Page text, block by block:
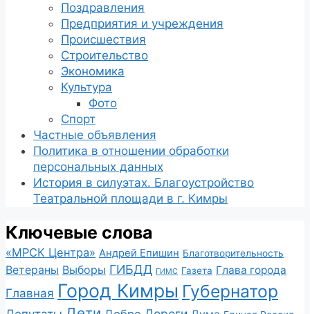
Поздравления
Предприятия и учреждения
Происшествия
Строительство
Экономика
Культура
Фото
Спорт
Частные объявления
Политика в отношении обработки
персональных данных
История в силуэтах. Благоустройство
Театральной площади в г. Кимры
Ключевые слова
«МРСК Центра» Андрей Епишин Благотворительность
Ветераны Выборы ГИБДД ГИМС Газета Глава города
Главная Город Кимры Губернатор